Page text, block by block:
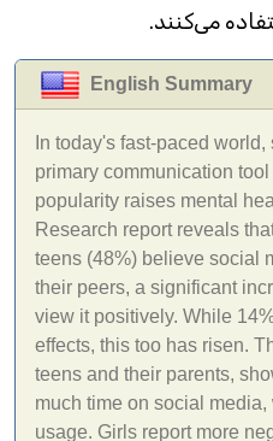
می‌کنند.
English Summary
In today's fast-paced
primary communication
popularity raises mental
Research report reveals
teens (48%) believe social
their peers, a significant
view it positively. While
effects, this too has risen.
teens and their parents,
much time on social
usage. Girls report more